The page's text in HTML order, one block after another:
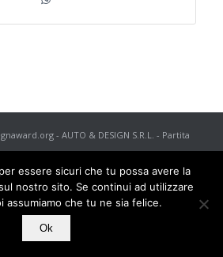
- AUTO & DESIGN S.R.L. - Partita
byTosoLab
essere sicuri che tu possa avere la
nostro sito. Se continui ad utilizzare
assumiamo che tu ne sia felice.
Ok